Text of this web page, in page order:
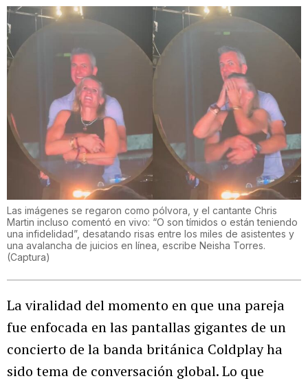
Las imágenes se regaron como pólvora, y el cantante Chris
Martin incluso comentó en vivo: “O son tímidos o están teniendo
una infidelidad”, desatando risas entre los miles de asistentes y
una avalancha de juicios en línea, escribe Neisha Torres.
(Captura)
La viralidad del momento en que una pareja
fue enfocada en las pantallas gigantes de un
concierto de la banda británica Coldplay ha
sido tema de conversación global. Lo que